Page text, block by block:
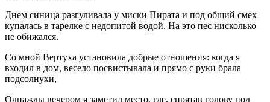
Днем синица разгуливала у миски Пирата и под общий смех
купалась в тарелке с недопитой водой. На это пес нисколько
не обижался.
Со мной Вертуха установила добрые отношения: когда я
входил в дом, весело посвистывала и прямо с руки брала
подсолнухи,
Однажды вечером я заметил место, где, спрятав голову под